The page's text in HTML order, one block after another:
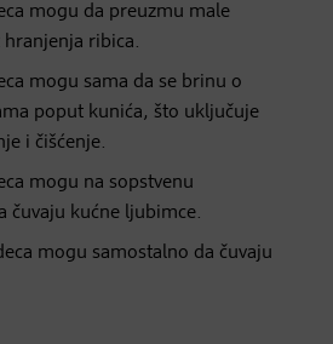
mogu da preuzmu male
ribica.
mogu sama da se brinu o
poput kunića, što uključuje
i čišćenje.
mogu na sopstvenu
čuvaju kućne ljubimce.
mogu samostalno da čuvaju